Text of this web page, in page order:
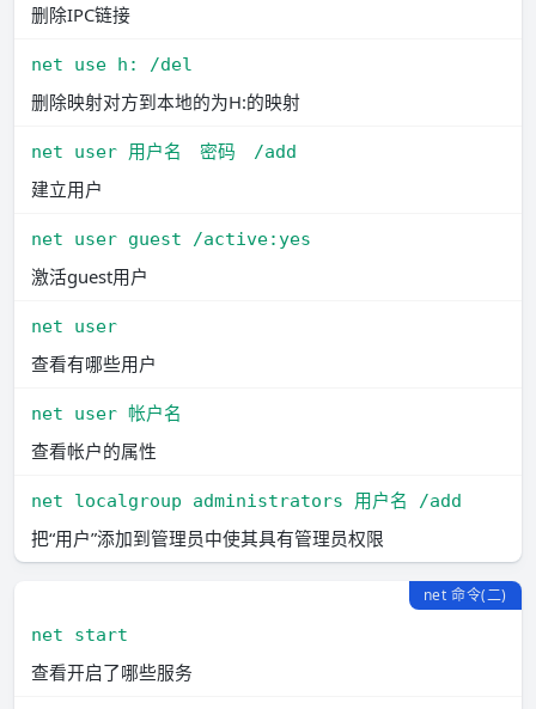
删除IPC链接
net use h: /del
删除映射对方到本地的为H:的映射
net user 用户名　密码　/add
建立用户
net user guest /active:yes
激活guest用户
net user
查看有哪些用户
net user 帐户名
查看帐户的属性
net localgroup administrators 用户名 /add
把“用户”添加到管理员中使其具有管理员权限
net 命令(二)
net start
查看开启了哪些服务